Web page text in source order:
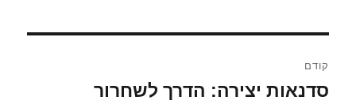
קודם
הפוסט
סדנאות יצירה: הדרך לשחרור